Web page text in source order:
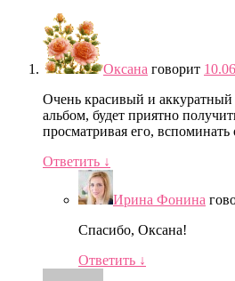
Оксана говорит
Очень красивый и аккуратный
альбом, будет приятно
просматривая его,
Ответить ↓
Ирина Фонина
Спасибо, Оксана!
Ответить ↓